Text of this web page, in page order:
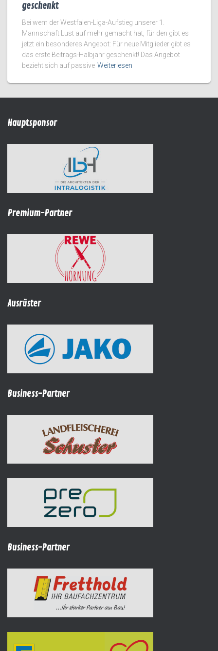
geschenkt
Bei wem der Westfalen-Liga-Aufstieg unserer 1.
Mannschaft Lust auf mehr gemacht hat, für den gibt es
jetzt ein besonderes Angebot: Für neue Mitglieder gibt es
das erste Beitrags-Halbjahr geschenkt! Das Angebot
bezieht sich auf passive Weiterlesen
Hauptsponsor
Premium-Partner
Ausrüster
Business-Partner
Business-Partner